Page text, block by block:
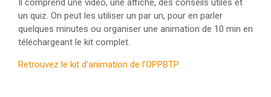
Il comprend une vidéo, une affiche, des conseils utiles et
un quiz. On peut les utiliser un par un, pour en parler
quelques minutes ou organiser une animation de 10 min en
téléchargeant le kit complet.
Retrouvez le kit d'animation de l'OPPBTP